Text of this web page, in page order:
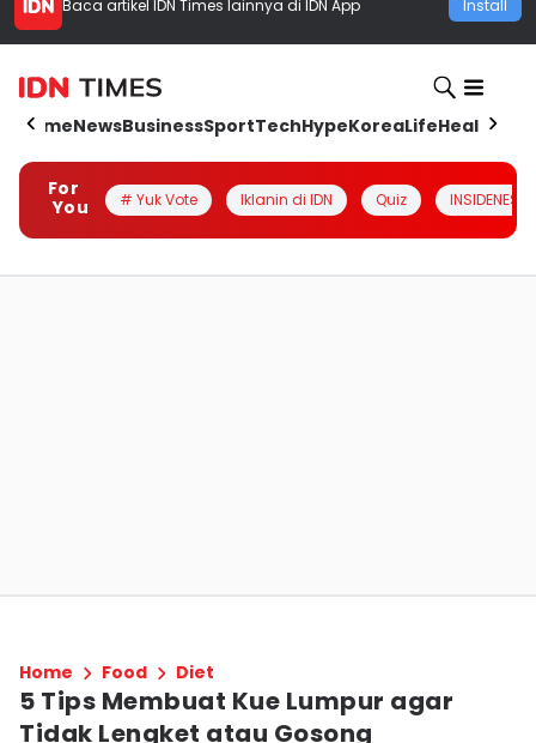
Baca artikel IDN Times lainnya di IDN App Install
HomeNewsBusinessSportTechHypeKoreaLifeHealth
For
You
# Yuk Vote Iklanin di IDN Quiz INSIDENESIA
Home Food Diet
5 Tips Membuat Kue Lumpur agar
Tidak Lengket atau Gosong